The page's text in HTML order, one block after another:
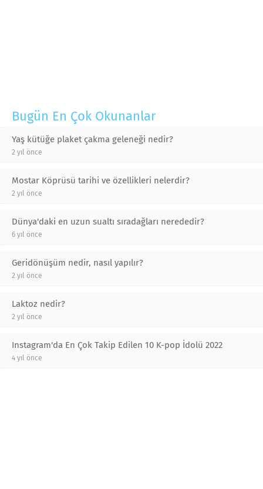
Bugün En Çok Okunanlar
Yaş kütüğe plaket çakma geleneği nedir?
2 yıl önce
Mostar Köprüsü tarihi ve özellikleri nelerdir?
2 yıl önce
Dünya'daki en uzun sualtı sıradağları nerededir?
6 yıl önce
Geridönüşüm nedir, nasıl yapılır?
2 yıl önce
Laktoz nedir?
2 yıl önce
Instagram'da En Çok Takip Edilen 10 K-pop İdolü 2022
4 yıl önce